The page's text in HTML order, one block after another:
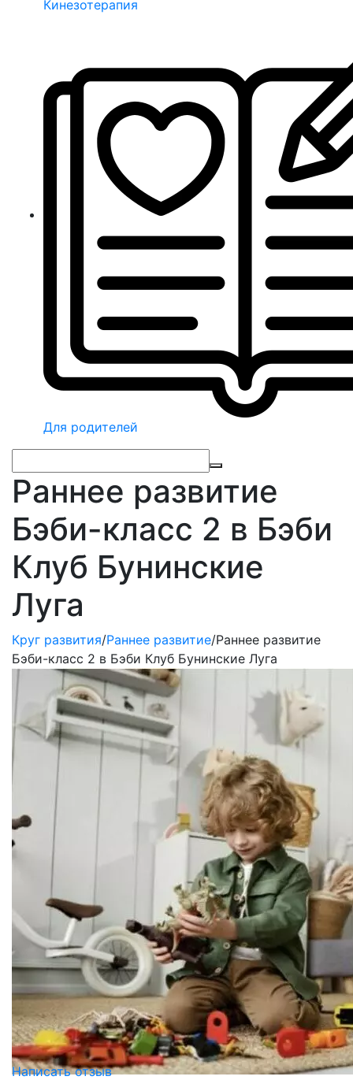
Кинезотерапия
Для родителей
Раннее развитие
Бэби-класс 2 в Бэби
Клуб Бунинские
Луга
Круг развития/Раннее развитие/Раннее развитие
Бэби-класс 2 в Бэби Клуб Бунинские Луга
Написать отзыв